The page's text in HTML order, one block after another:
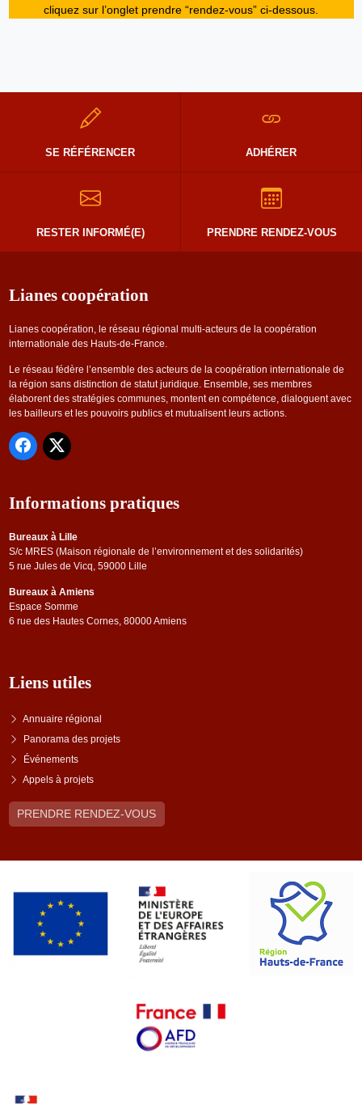
cliquez sur l’onglet prendre “rendez-vous” ci-dessous.
SE RÉFÉRENCER ADHÉRER
RESTER INFORMÉ(E) PRENDRE RENDEZ-VOUS
Lianes coopération
Lianes coopération, le réseau régional multi-acteurs de la coopération
internationale des Hauts-de-France.
Le réseau fédère l’ensemble des acteurs de la coopération internationale de
la région sans distinction de statut juridique. Ensemble, ses membres
élaborent des stratégies communes, montent en compétence, dialoguent avec
les bailleurs et les pouvoirs publics et mutualisent leurs actions.
Informations pratiques
Bureaux à Lille
S/c MRES (Maison régionale de l’environnement et des solidarités)
5 rue Jules de Vicq, 59000 Lille
Bureaux à Amiens
Espace Somme
6 rue des Hautes Cornes, 80000 Amiens
Liens utiles
Annuaire régional
Panorama des projets
Événements
Appels à projets
PRENDRE RENDEZ-VOUS